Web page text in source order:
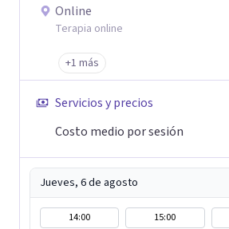
Online
Terapia online
+1 más
Servicios y precios
Costo medio por sesión
Jueves, 6 de agosto
14:00 15:00